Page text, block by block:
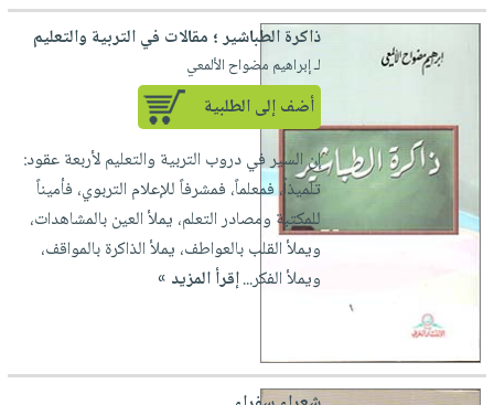
ذاكرة الطباشير ؛ مقالات في التربية والتعليم
لـ إبراهيم مضواح الألمعي
أضف إلى الطلبية
إن السير في دروب التربية والتعليم لأربعة عقود:
تلميذاً، فمعلماً، فمشرفاً للإعلام التربوي، فأميناً
للمكتبة ومصادر التعلم، يملأ العين بالمشاهدات،
ويملأ القلب بالعواطف، يملأ الذاكرة بالمواقف،
ويملأ الفكر...إقرأ المزيد »